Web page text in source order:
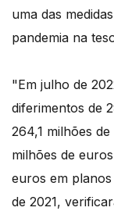
uma das
pandemia na
"Em julho de
diferimentos de
264,1 milhões
milhões de
euros em
de 2021,